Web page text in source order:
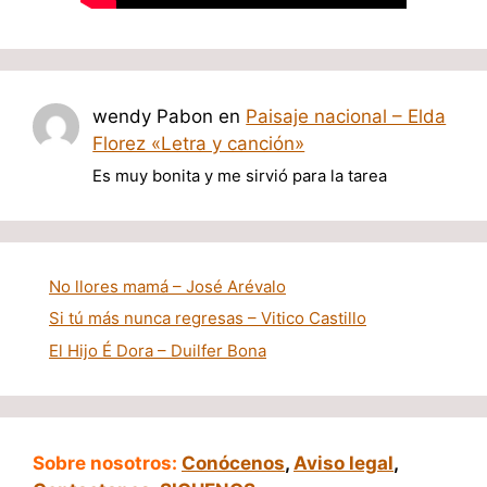
wendy Pabon en Paisaje nacional – Elda
Florez «Letra y canción»
Es muy bonita y me sirvió para la tarea
No llores mamá – José Arévalo
Si tú más nunca regresas – Vitico Castillo
El Hijo É Dora – Duilfer Bona
Sobre nosotros: Conócenos, Aviso legal,